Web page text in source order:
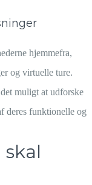
hjemmefra,
og virtuelle ture.
muligt at udforske
deres funktionelle og